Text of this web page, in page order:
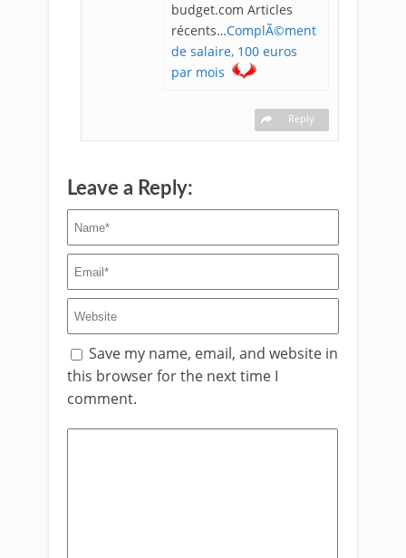
budget.com Articles
récents…ComplÃ©ment
de salaire, 100 euros
par mois
Reply
Leave a Reply:
Save my name, email, and website in
this browser for the next time I
comment.